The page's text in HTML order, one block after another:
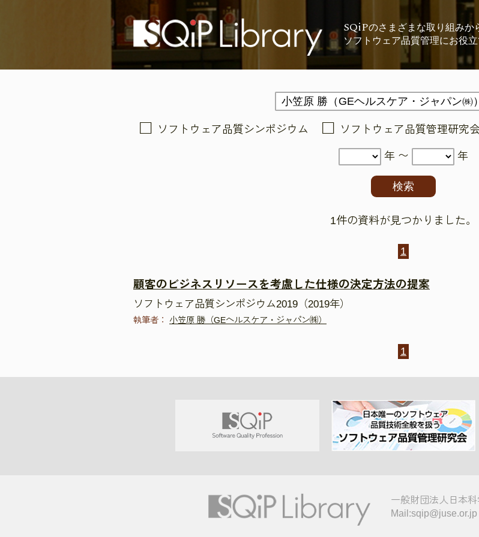
SQiPのさまざまな取り組みか
ソフトウェア品質管理にお役
ソフトウェア品質シンポジウム ソフトウェア品質管理研究
年 〜 年
1件の資料が見つかりました。
1
顧客のビジネスリソースを考慮した仕様の決定方法の提案
ソフトウェア品質シンポジウム2019（2019年）
執筆者： 小笠原 勝（GEヘルスケア・ジャパン㈱）
1
一般財団法人日本